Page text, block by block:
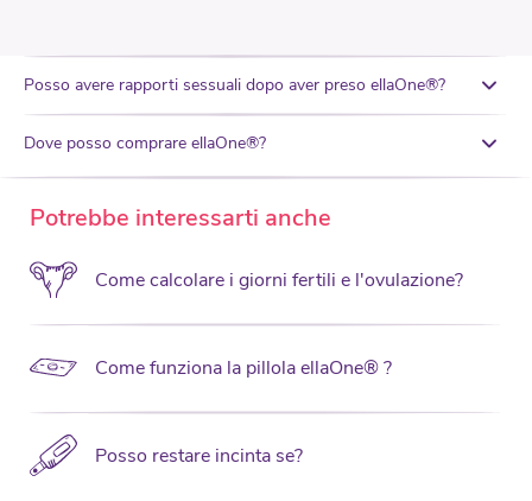
Posso avere rapporti sessuali dopo aver preso ellaOne®?
Dove posso comprare ellaOne®?
Potrebbe interessarti anche
Come calcolare i giorni fertili e l'ovulazione?
Come funziona la pillola ellaOne® ?
Posso restare incinta se?